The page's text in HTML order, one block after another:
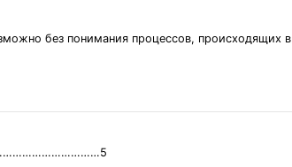
без понимания процессов, происходящих в